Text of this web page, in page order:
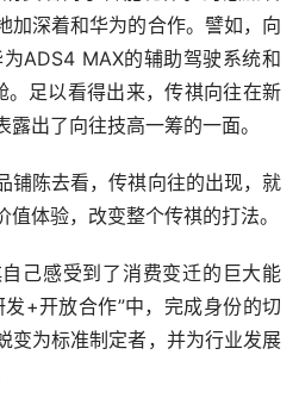
加深着和华为的合作。譬如，向
ADS4 MAX的辅助驾驶系统和
足以看得出来，传祺向往在新
出了向往技高一筹的一面。
铺陈去看，传祺向往的出现，就
体验，改变整个传祺的打法。
己感受到了消费变迁的巨大能
+开放合作”中，完成身份的切
变为标准制定者，并为行业发展